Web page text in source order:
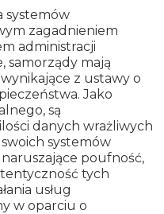
systemów
zagadnieniem
administracji
samorządy mają
z ustawy o
Jako
są
danych wrażliwych
systemów
poufność,
tych
usług
w oparciu o